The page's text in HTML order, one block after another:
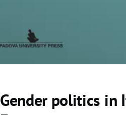
Gender politics in